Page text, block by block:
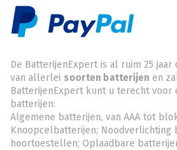
De BatterijenExpert is al ruim 25
van allerlei soorten batterijen en
BatterijenExpert kunt u terecht voor
batterijen:
Algemene batterijen, van AAA tot
Knoopcelbatterijen; Noodverlichting
hoortoestellen; Oplaadbare